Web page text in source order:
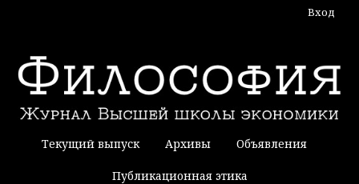
Текущий выпуск Архивы Объявления
Публикационная этика
Вход